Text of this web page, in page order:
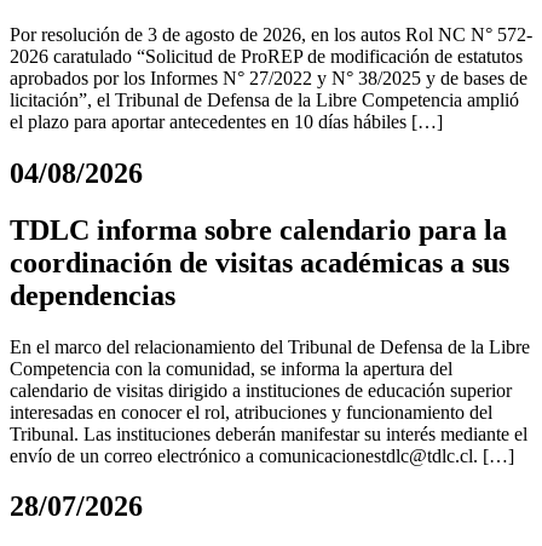
Por resolución de 3 de agosto de 2026, en los autos Rol NC N° 572-
2026 caratulado “Solicitud de ProREP de modificación de estatutos
aprobados por los Informes N° 27/2022 y N° 38/2025 y de bases de
licitación”, el Tribunal de Defensa de la Libre Competencia amplió
el plazo para aportar antecedentes en 10 días hábiles […]
04/08/2026
TDLC informa sobre calendario para la
coordinación de visitas académicas a sus
dependencias
En el marco del relacionamiento del Tribunal de Defensa de la Libre
Competencia con la comunidad, se informa la apertura del
calendario de visitas dirigido a instituciones de educación superior
interesadas en conocer el rol, atribuciones y funcionamiento del
Tribunal. Las instituciones deberán manifestar su interés mediante el
envío de un correo electrónico a comunicacionestdlc@tdlc.cl. […]
28/07/2026